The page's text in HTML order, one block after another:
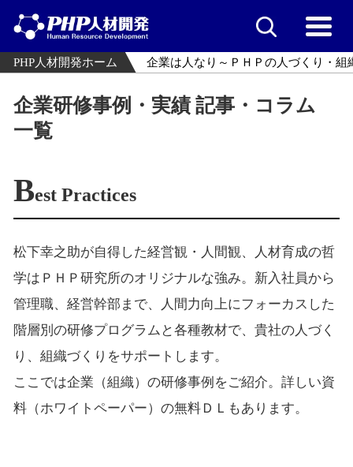
PHP人材開発ホーム 企業は人なり～ＰＨＰの人づくり・組
企業研修事例・実績 記事・コラム
一覧
Best Practices
松下幸之助が自得した経営観・人間観、人材育成の哲
学はＰＨＰ研究所のオリジナルな強み。新入社員から
管理職、経営幹部まで、人間力向上にフォーカスした
階層別の研修プログラムと各種教材で、貴社の人づく
り、組織づくりをサポートします。
ここでは企業（組織）の研修事例をご紹介。詳しい資
料（ホワイトペーパー）の無料ＤＬもあります。